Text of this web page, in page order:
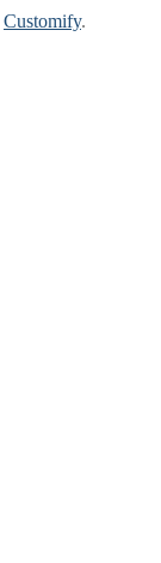
Customify.